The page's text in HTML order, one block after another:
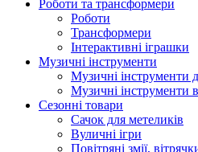
Роботи та трансформери
Роботи
Трансформери
Інтерактивні іграшки
Музичні інструменти
Музичні інструменти
Музичні інструменти
Сезонні товари
Сачок для метеликів
Вуличні ігри
Повітряні змії,